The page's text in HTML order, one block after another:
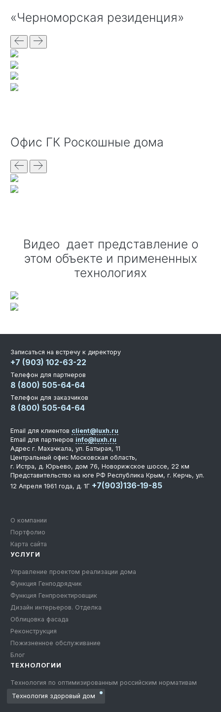
«Черноморская резиденция»
офис ГК Роскошные дома
Видео дает представление о
этом объекте и примененных
технологиях
Записаться на встречу к директору
+7 (903) 102-63-22
Телефон для партнеров
8 (800) 505-64-64
Телефон для заказчиков
8 (800) 505-64-64
О компании
Портфолио
Карта сайта
УСЛУГИ
Управление проектом реализации дома
Функция Генподрядчик
Функция Генпроектировщик
Дизайн интерьеров. Отделка
Облицовка фасада
Реконструкция
Пожизненное обслуживание
Блог
ТЕХНОЛОГИИ
Технология по оптимизированным российским нормативам
Технология здоровый дом
Email для клиентов client@luxh.ru
Email для партнеров info@luxh.ru
Адрес г. Махачкала, ул. Батырая, 11
Центральный офис Московская область,
г. Истра, д. Юрьево, дом 76, Новорижское шоссе, 22 км
Представительство на юге РФ Республика Крым, г. Керчь, ул.
12 Апреля 1961 года, д. 1Г +7(903)136-19-85